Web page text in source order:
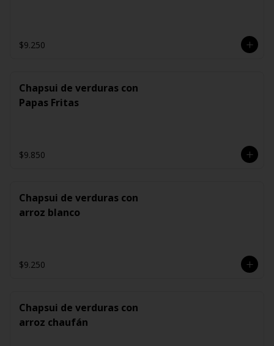
$9.250
Chapsui de verduras con
Papas Fritas
$9.850
Chapsui de verduras con
arroz blanco
$9.250
Chapsui de verduras con
arroz chaufán